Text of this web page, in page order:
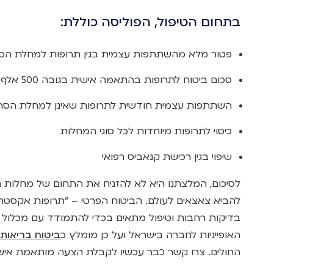
בתחום הטיפול, הפוליסה כוללת:
פטור מלא מהשתתפות עצמית בגין תרופות למחלת
סכום ביטוח לתרופות בהתאמה אישית בגובה 500 אלף ש”ח – בלעדי בהפניקס!
השתתפות עצמית חודשית לתרופות שאינן למחלת הסרטן
כיסוי לתרופות מיוחדות לכל סוגי המחלות
שיפוי בגין רכישת קנאביס רפואי
לסיכום, המלצתנו היא לא להזניח את התחום של מחלות
להביא צאצאים לעולם. הביטוח הפרטי – “תרופות
בדיקות רחבות וטיפול מתאים בכדי להתמודד עם
האופייניות לחברה בישראל ועל כן מומלץ כביטוח
החולים. צרו קשר כבר עכשיו לקבלת הצעה מותאמת